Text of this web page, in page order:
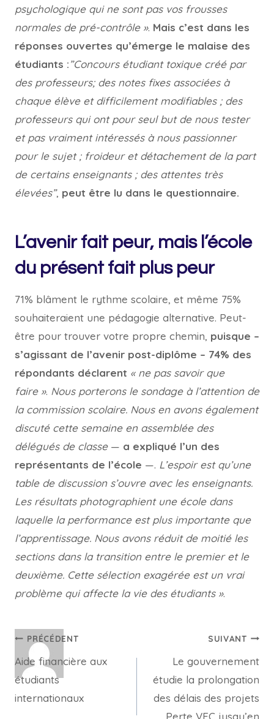
psychologique qui ne sont pas vos frousses
normales de pré-contrôle ». Mais c’est dans les
réponses ouvertes qu’émerge le malaise des
étudiants :”Concours étudiant toxique créé par
des professeurs; des notes fixes associées à
chaque élève et difficilement modifiables ; des
professeurs qui ont pour seul but de nous tester
et pas vraiment intéressés à nous passionner
pour le sujet ; froideur et détachement de la part
de certains enseignants ; des attentes très
élevées”, peut être lu dans le questionnaire.
L’avenir fait peur, mais l’école
du présent fait plus peur
71% blâment le rythme scolaire, et même 75%
souhaiteraient une pédagogie alternative. Peut-
être pour trouver votre propre chemin, puisque –
s’agissant de l’avenir post-diplôme – 74% des
répondants déclarent « ne pas savoir que
faire ». Nous porterons le sondage à l’attention de
la commission scolaire. Nous en avons également
discuté cette semaine en assemblée des
délégués de classe— a expliqué l’un des
représentants de l’école —. L’espoir est qu’une
table de discussion s’ouvre avec les enseignants.
Les résultats photographient une école dans
laquelle la performance est plus importante que
l’apprentissage. Nous avons réduit de moitié les
sections dans la transition entre le premier et le
deuxième. Cette sélection exagérée est un vrai
problème qui affecte la vie des étudiants ».
Navigation
de
l’article
PRÉCÉDENT
Aide financière aux
étudiants
internationaux
SUIVANT
Le gouvernement
étudie la prolongation
des délais des projets
Perte VEC jusqu’en